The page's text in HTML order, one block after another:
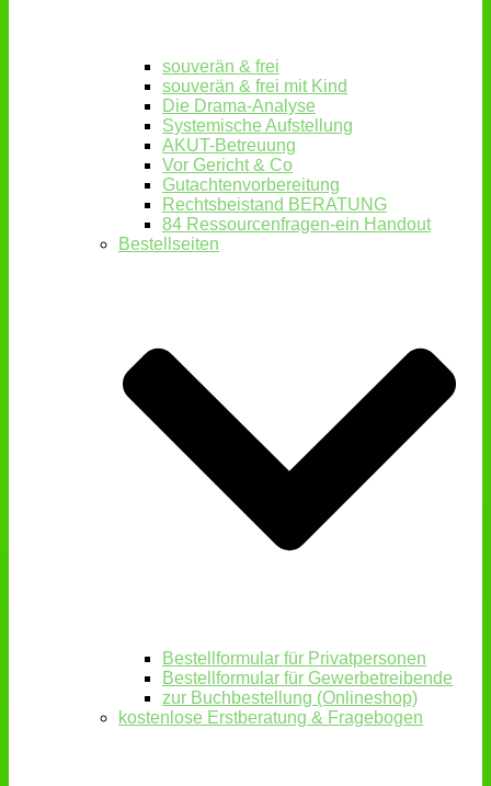
souverän & frei
souverän & frei mit Kind
Die Drama-Analyse
Systemische Aufstellung
AKUT-Betreuung
Vor Gericht & Co
Gutachtenvorbereitung
Rechtsbeistand BERATUNG
84 Ressourcenfragen-ein Handout
Bestellseiten
Bestellformular für Privatpersonen
Bestellformular für Gewerbetreibende
zur Buchbestellung (Onlineshop)
kostenlose Erstberatung & Fragebogen